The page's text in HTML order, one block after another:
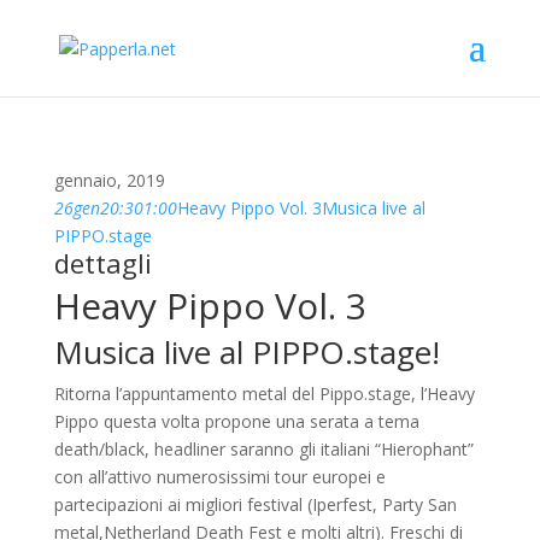
gennaio, 2019
26gen20:301:00Heavy Pippo Vol. 3Musica live al
PIPPO.stage
dettagli
Heavy Pippo Vol. 3
Musica live al PIPPO.stage!
Ritorna l’appuntamento metal del Pippo.stage, l’Heavy
Pippo questa volta propone una serata a tema
death/black, headliner saranno gli italiani “Hierophant”
con all’attivo numerosissimi tour europei e
partecipazioni ai migliori festival (Iperfest, Party San
metal,Netherland Death Fest e molti altri). Freschi di